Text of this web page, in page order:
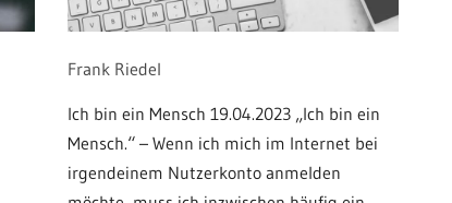
Frank Riedel
Ich bin ein Mensch 19.04.2023 „Ich bin ein
Mensch.“ – Wenn ich mich im Internet bei
irgendeinem Nutzerkonto anmelden